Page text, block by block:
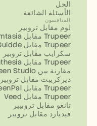
الحل
الأسئلة الشائعة
المنافسون
لوم مقابل تروبير
Camtasia مقابل Trupeer
Guidde مقابل Trupeer
سكرايب مقابل تروبير
Synthesia مقابل Trupeer
مقارنة بين Screen Studio وTrupeer
ديزكريبت مقابل تروبير
ScreenPal مقابل Trupeer
Veed مقابل Trupeer
تانغو مقابل تروبيير
فيديارد مقابل تروبير